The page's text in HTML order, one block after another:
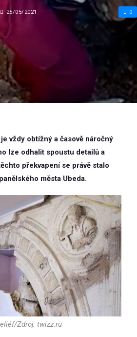
25/05/2021 0
vždy obtížný a časově náročný
lze odhalit spoustu detailů a
překvapení se právě stalo
města Ubeda.
Zdroj: twizz.ru